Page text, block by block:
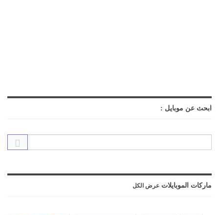
ابحث عن موبايل :
ماركات الموبايلات عرض الكل